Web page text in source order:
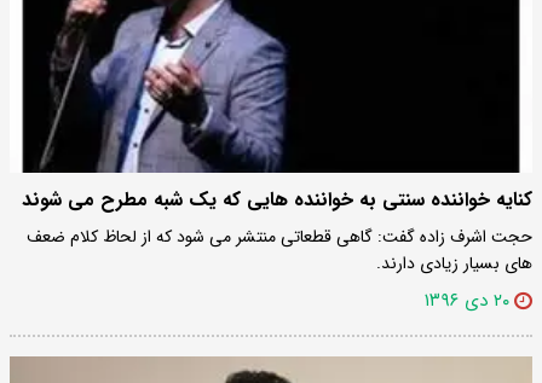
کنایه خواننده سنتی به خواننده هایی که یک شبه مطرح می شوند
حجت اشرف زاده گفت: گاهی قطعاتی منتشر می شود که از لحاظ کلام ضعف
های بسیار زیادی دارند.
۲۰ دی ۱۳۹۶